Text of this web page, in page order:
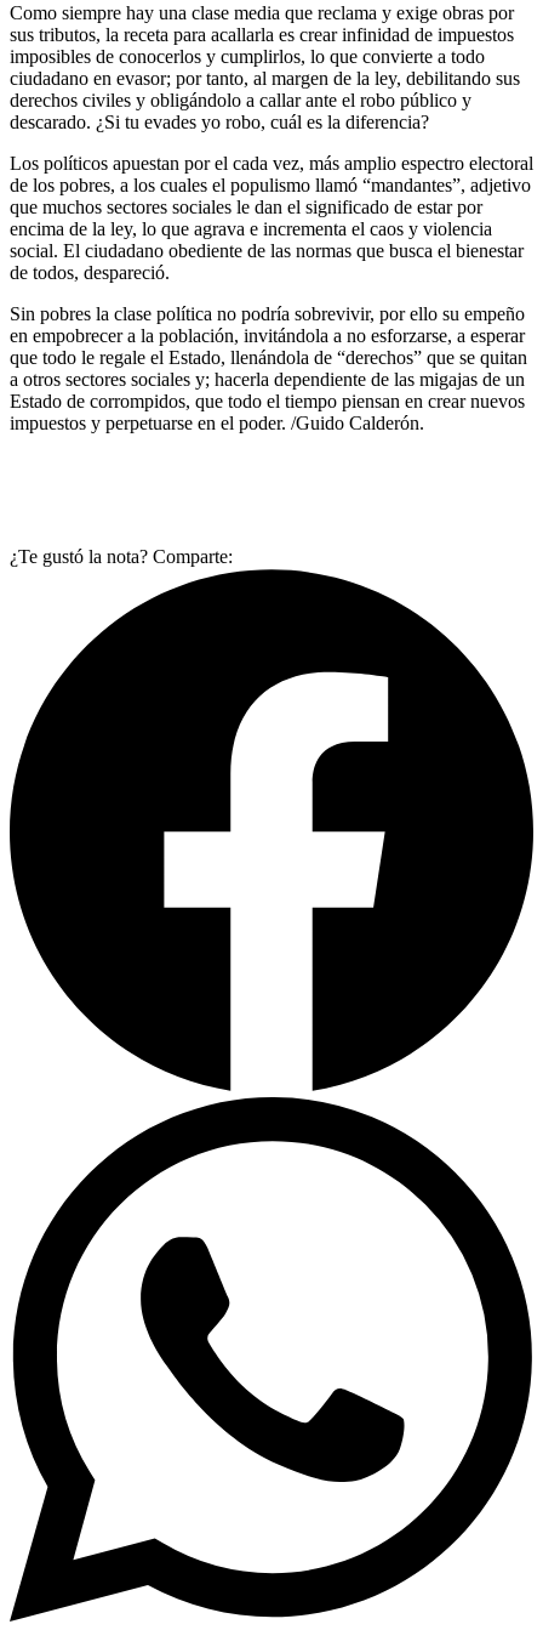
Como siempre hay una clase media que reclama y exige obras por
sus tributos, la receta para acallarla es crear infinidad de impuestos
imposibles de conocerlos y cumplirlos, lo que convierte a todo
ciudadano en evasor; por tanto, al margen de la ley, debilitando sus
derechos civiles y obligándolo a callar ante el robo público y
descarado. ¿Si tu evades yo robo, cuál es la diferencia?
Los políticos apuestan por el cada vez, más amplio espectro electoral
de los pobres, a los cuales el populismo llamó “mandantes”, adjetivo
que muchos sectores sociales le dan el significado de estar por
encima de la ley, lo que agrava e incrementa el caos y violencia
social. El ciudadano obediente de las normas que busca el bienestar
de todos, despareció.
Sin pobres la clase política no podría sobrevivir, por ello su empeño
en empobrecer a la población, invitándola a no esforzarse, a esperar
que todo le regale el Estado, llenándola de “derechos” que se quitan
a otros sectores sociales y; hacerla dependiente de las migajas de un
Estado de corrompidos, que todo el tiempo piensan en crear nuevos
impuestos y perpetuarse en el poder. /Guido Calderón.
¿Te gustó la nota? Comparte: